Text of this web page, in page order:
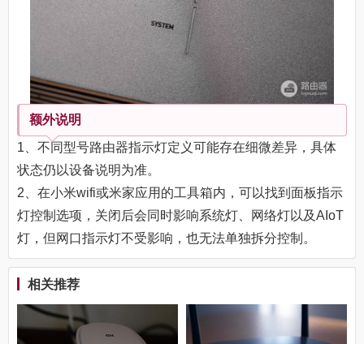
额外说明
1、不同型号路由器指示灯定义可能存在细微差异，具体
状态仍以设备说明为准。
2、在小米wifi或米家应用的工具箱内，可以找到面板指示
灯控制选项，关闭后会同时影响系统灯、网络灯以及AIoT
灯，但网口指示灯不受影响，也无法单独拆分控制。
相关推荐